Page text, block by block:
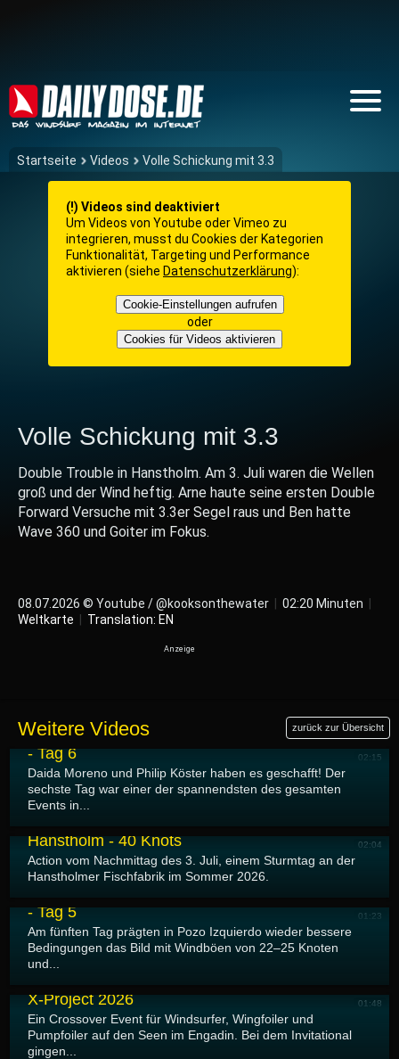
Startseite Videos Volle Schickung mit 3.3
(!) Videos sind deaktiviert
Um Videos von Youtube oder Vimeo zu
integrieren, musst du Cookies der Kategorien
Funktionalität, Targeting und Performance
aktivieren (siehe Datenschutzerklärung):
Cookie-Einstellungen aufrufen
oder
Cookies für Videos aktivieren
Volle Schickung mit 3.3
Double Trouble in Hanstholm. Am 3. Juli waren die Wellen
groß und der Wind heftig. Arne haute seine ersten Double
Forward Versuche mit 3.3er Segel raus und Ben hatte
Wave 360 und Goiter im Fokus.
08.07.2026 © Youtube / @kooksonthewater 02:20 Minuten
Weltkarte
Translation: EN
Weitere Videos zurück zur Übersicht
02:15
Gran Canaria GLORIA Windsurf World Cup 2026
- Tag 6
Daida Moreno und Philip Köster haben es geschafft! Der
sechste Tag war einer der spannendsten des gesamten
Events in...
02:04
Hanstholm - 40 Knots
Action vom Nachmittag des 3. Juli, einem Sturmtag an der
Hanstholmer Fischfabrik im Sommer 2026.
01:23
09.07.2026
- Tag 5
Am fünften Tag prägten in Pozo Izquierdo wieder bessere
Bedingungen das Bild mit Windböen von 22–25 Knoten
und...
01:48
X-Project 2026
Ein Crossover Event für Windsurfer, Wingfoiler und
Pumpfoiler auf den Seen im Engadin. Bei dem Invitational
gingen...
08.07.2026